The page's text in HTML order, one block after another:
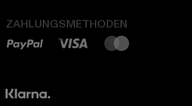
ZAHLUNGSMETHODEN